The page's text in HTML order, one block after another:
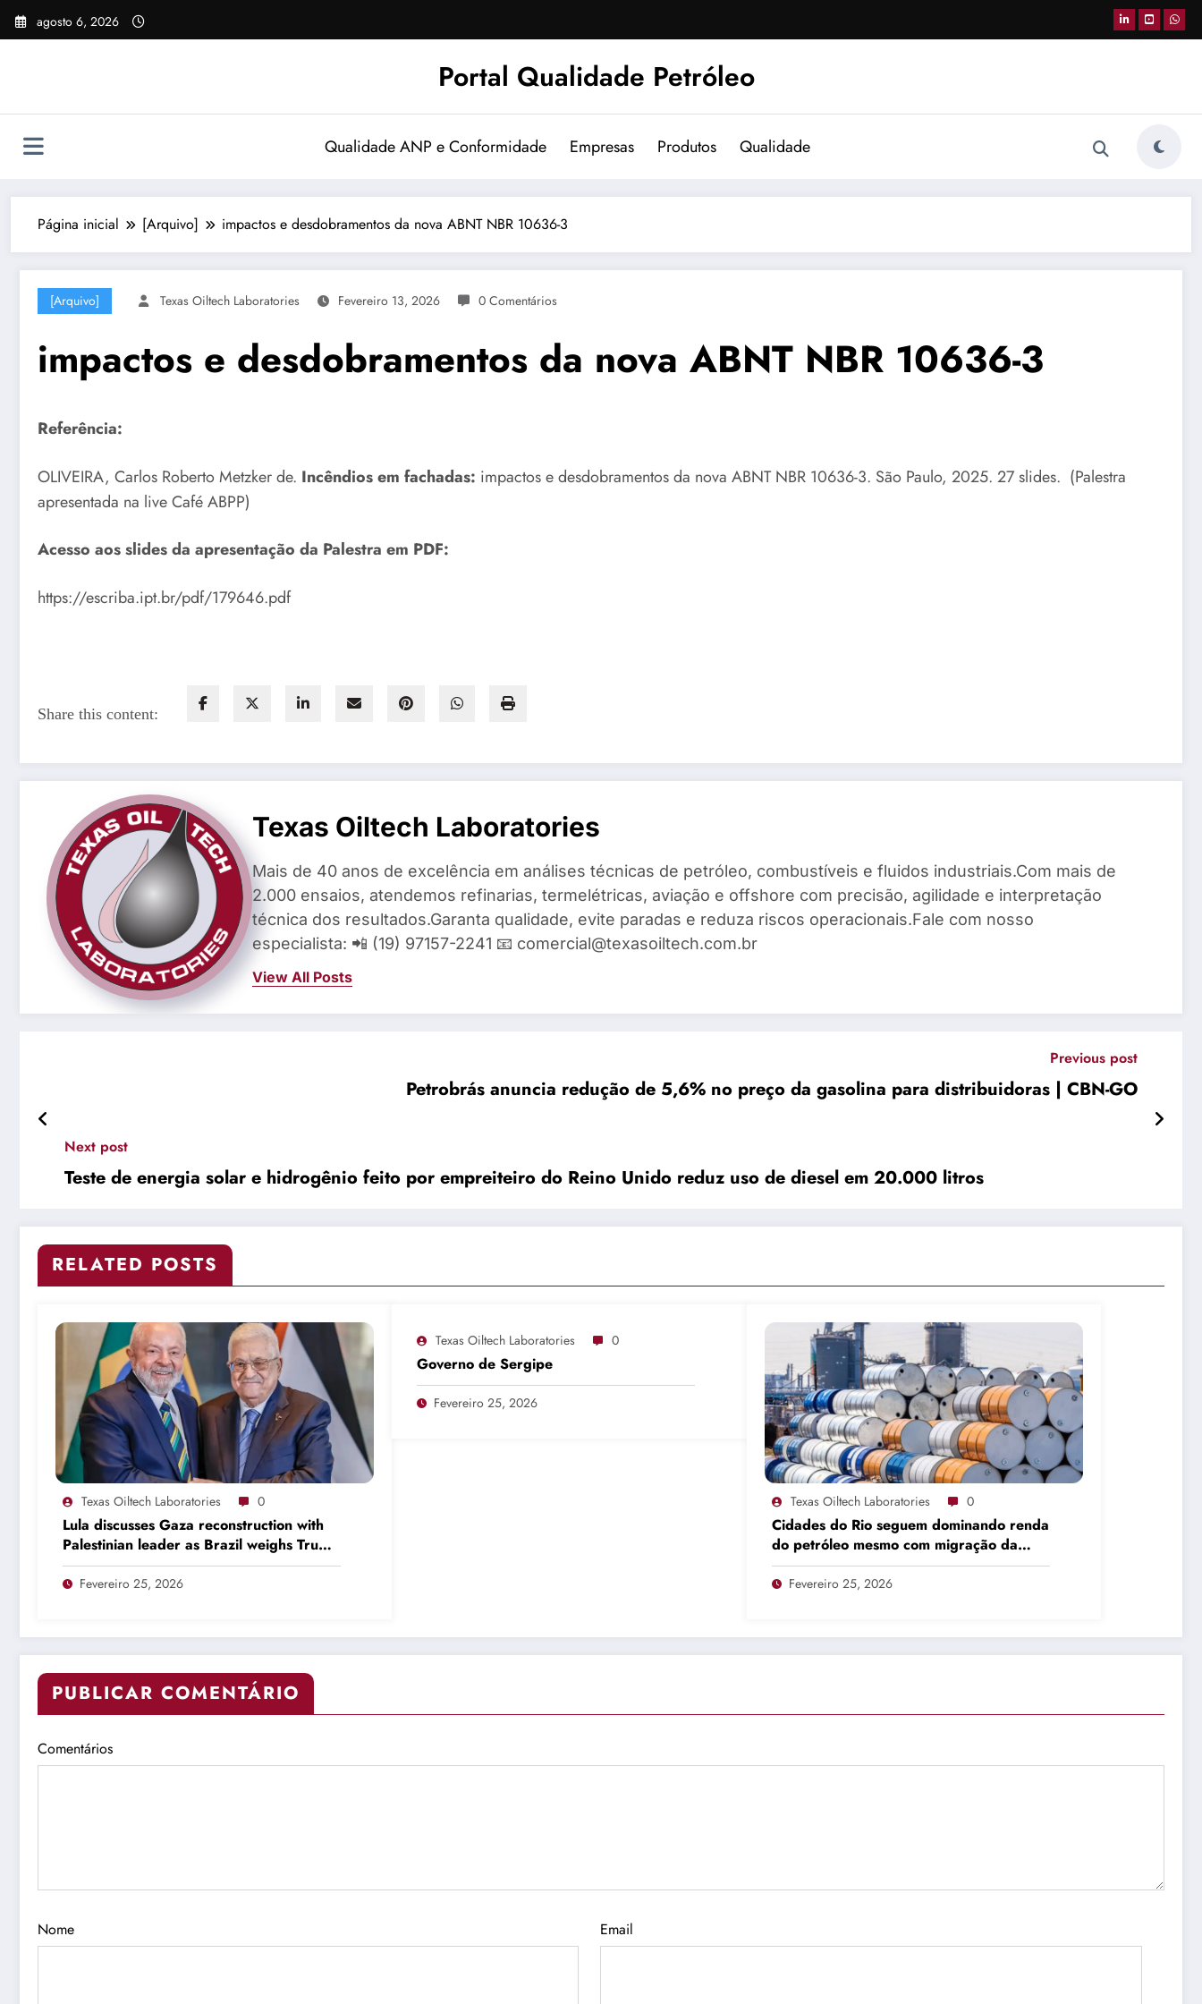
Pular
para
agosto 6, 2026
Portal Qualidade Petróleo
Qualidade ANP e Conformidade Empresas Produtos Qualidade
Página inicial [Arquivo] impactos e desdobramentos da nova ABNT NBR 10636-3
[Arquivo] Texas Oiltech Laboratories Fevereiro 13, 2026 0 Comentários
impactos e desdobramentos da nova ABNT NBR 10636-3
Referência:
OLIVEIRA, Carlos Roberto Metzker de. Incêndios em fachadas: impactos e desdobramentos da nova ABNT NBR 10636-3. São Paulo, 2025. 27 slides. (Palestra
apresentada na live Café ABPP)
Acesso aos slides da apresentação da Palestra em PDF:
https://escriba.ipt.br/pdf/179646.pdf
Share this content:
Texas Oiltech Laboratories
Mais de 40 anos de excelência em análises técnicas de petróleo, combustíveis e fluidos industriais.Com mais de
2.000 ensaios, atendemos refinarias, termelétricas, aviação e offshore com precisão, agilidade e interpretação
técnica dos resultados.Garanta qualidade, evite paradas e reduza riscos operacionais.Fale com nosso
especialista: 📲 (19) 97157-2241 📧 comercial@texasoiltech.com.br
View All Posts
Previous post
Petrobrás anuncia redução de 5,6% no preço da gasolina para distribuidoras | CBN-GO
Next post
Teste de energia solar e hidrogênio feito por empreiteiro do Reino Unido reduz uso de diesel em 20.000 litros
RELATED POSTS
Texas Oiltech Laboratories 0
Lula discusses Gaza reconstruction with
Palestinian leader as Brazil weighs Trump
invitation
Fevereiro 25, 2026
Texas Oiltech Laboratories 0
Governo de Sergipe
Fevereiro 25, 2026
Texas Oiltech Laboratories 0
Cidades do Rio seguem dominando renda
do petróleo mesmo com migração da
produção
Fevereiro 25, 2026
PUBLICAR COMENTÁRIO
Comentários
Nome Email